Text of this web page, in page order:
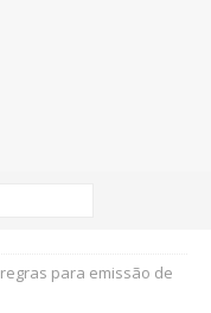
para emissão de